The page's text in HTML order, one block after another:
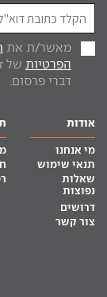
מאשר/ת את
הפרטיות
דברי פרסום.
אודות
מי אנחנו
תנאי שימוש
שאלות
נפוצות
דרושים
צור קשר